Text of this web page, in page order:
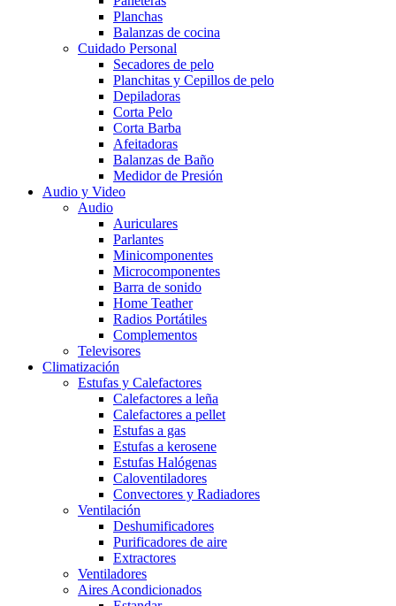
Planchas
Balanzas de cocina
Cuidado Personal
Secadores de pelo
Planchitas y Cepillos de pelo
Depiladoras
Corta Pelo
Corta Barba
Afeitadoras
Balanzas de Baño
Medidor de Presión
Audio y Video
Audio
Auriculares
Parlantes
Minicomponentes
Microcomponentes
Barra de sonido
Home Teather
Radios Portátiles
Complementos
Televisores
Climatización
Estufas y Calefactores
Calefactores a leña
Calefactores a pellet
Estufas a gas
Estufas a kerosene
Estufas Halógenas
Caloventiladores
Convectores y Radiadores
Ventilación
Deshumificadores
Purificadores de aire
Extractores
Ventiladores
Aires Acondicionados